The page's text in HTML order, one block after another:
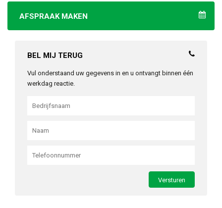
AFSPRAAK MAKEN
BEL MIJ TERUG
Vul onderstaand uw gegevens in en u ontvangt binnen één
werkdag reactie.